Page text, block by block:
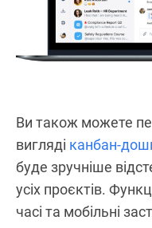
Ви також можете
вигляді канбан-
буде зручніше
усіх проєктів.
часі та мобільні